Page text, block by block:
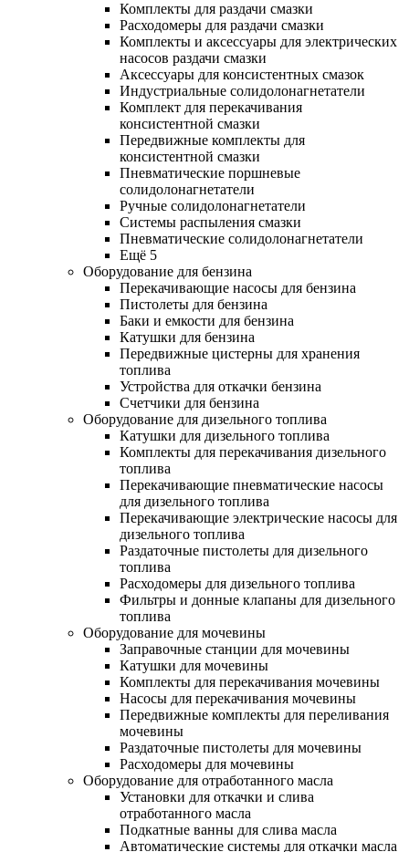
Комплекты для раздачи смазки
Расходомеры для раздачи смазки
Комплекты и аксессуары для электрических
насосов раздачи смазки
Аксессуары для консистентных смазок
Индустриальные солидолонагнетатели
Комплект для перекачивания
консистентной смазки
Передвижные комплекты для
консистентной смазки
Пневматические поршневые
солидолонагнетатели
Ручные солидолонагнетатели
Системы распыления смазки
Пневматические солидолонагнетатели
Ещё 5
Оборудование для бензина
Перекачивающие насосы для бензина
Пистолеты для бензина
Баки и емкости для бензина
Катушки для бензина
Передвижные цистерны для хранения
топлива
Устройства для откачки бензина
Счетчики для бензина
Оборудование для дизельного топлива
Катушки для дизельного топлива
Комплекты для перекачивания дизельного
топлива
Перекачивающие пневматические насосы
для дизельного топлива
Перекачивающие электрические насосы для
дизельного топлива
Раздаточные пистолеты для дизельного
топлива
Расходомеры для дизельного топлива
Фильтры и донные клапаны для дизельного
топлива
Оборудование для мочевины
Заправочные станции для мочевины
Катушки для мочевины
Комплекты для перекачивания мочевины
Насосы для перекачивания мочевины
Передвижные комплекты для переливания
мочевины
Раздаточные пистолеты для мочевины
Расходомеры для мочевины
Оборудование для отработанного масла
Установки для откачки и слива
отработанного масла
Подкатные ванны для слива масла
Автоматические системы для откачки масла